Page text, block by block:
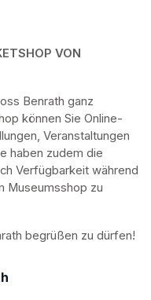
VON
Benrath ganz
können Sie Online-
Veranstaltungen
haben zudem die
Verfügbarkeit während
Museumsshop zu
begrüßen zu dürfen!